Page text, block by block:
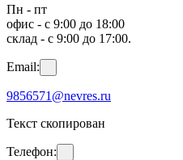
Пн - пт
офис - с 9:00 до 18:00
склад - с 9:00 до 17:00.
Email:
9856571@nevres.ru
Текст скопирован
Телефон: